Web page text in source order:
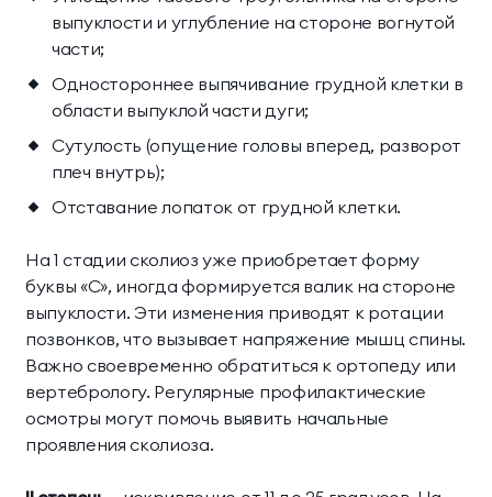
выпуклости и углубление на стороне вогнутой
части;
Одностороннее выпячивание грудной клетки в
области выпуклой части дуги;
Сутулость (опущение головы вперед, разворот
плеч внутрь);
Отставание лопаток от грудной клетки.
На 1 стадии сколиоз уже приобретает форму
буквы «С», иногда формируется валик на стороне
выпуклости. Эти изменения приводят к ротации
позвонков, что вызывает напряжение мышц спины.
Важно своевременно обратиться к ортопеду или
вертебрологу. Регулярные профилактические
осмотры могут помочь выявить начальные
проявления сколиоза.